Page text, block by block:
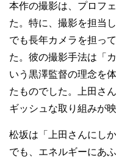
本作の撮影は、プロフ
た。特に、撮影を担当
でも長年カメラを担っ
た。彼の撮影手法は「
いう黒澤監督の理念を
たものでした。上田さ
ギッシュな取り組みが
松坂は「上田さんにし
でも、エネルギーにあ